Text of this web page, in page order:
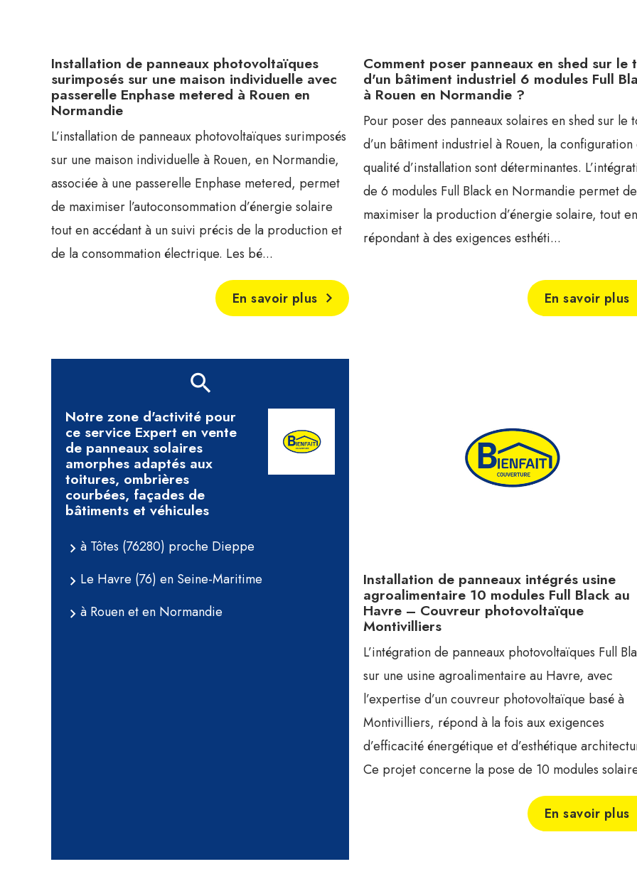
Installation de panneaux photovoltaïques
surimposés sur une maison individuelle avec
passerelle Enphase metered à Rouen en
Normandie
L’installation de panneaux photovoltaïques surimposés
sur une maison individuelle à Rouen, en Normandie,
associée à une passerelle Enphase metered, permet
de maximiser l’autoconsommation d’énergie solaire
tout en accédant à un suivi précis de la production et
de la consommation électrique. Les bé...
En savoir plus
Comment poser panneaux en shed sur le
d'un bâtiment industriel 6 modules Full
à Rouen en Normandie ?
Pour poser des panneaux solaires en shed sur le
d’un bâtiment industriel à Rouen, la configuration
qualité d’installation sont déterminantes.
de 6 modules Full Black en Normandie permet de
maximiser la production d’énergie solaire, tout en
répondant à des exigences esthéti...
En savoir plus
Notre zone d'activité pour
ce service Expert en vente
de panneaux solaires
amorphes adaptés aux
toitures, ombrières
courbées, façades de
bâtiments et véhicules
à Tôtes (76280) proche Dieppe
Le Havre (76) en Seine-Maritime
à Rouen et en Normandie
Installation de panneaux intégrés usine
agroalimentaire 10 modules Full Black au
Havre – Couvreur photovoltaïque
Montivilliers
L’intégration de panneaux photovoltaïques Full
sur une usine agroalimentaire au Havre, avec
l’expertise d’un couvreur photovoltaïque basé à
Montivilliers, répond à la fois aux exigences
d’efficacité énergétique et d’esthétique
Ce projet concerne la pose de 10 modules
En savoir plus